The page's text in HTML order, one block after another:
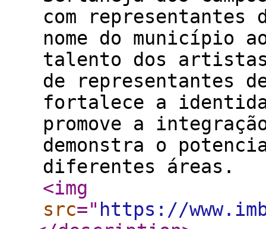
com
nome do município
talento dos artistas
de representantes
fortalece a
promove a
demonstra o
diferentes áreas.
<img
src=" https://